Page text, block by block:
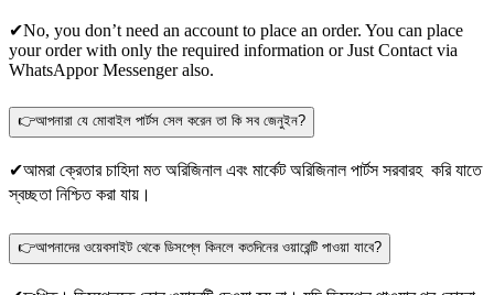
✔No, you don’t need an account to place an order. You can place
your order with only the required information or Just Contact via
WhatsAppor Messenger also.
👉আপনারা যে মোবাইল পার্টস সেল করেন তা কি সব জেনুইন?
✔আমরা ক্রেতার চাহিদা মত অরিজিনাল এবং মার্কেট অরিজিনাল পার্টস সরবারহ করি যাতে
স্বচ্ছতা নিশ্চিত করা যায়।
👉আপনাদের ওয়েবসাইট থেকে ডিসপ্লে কিনলে কতদিনের ওয়ারেন্টি পাওয়া যাবে?